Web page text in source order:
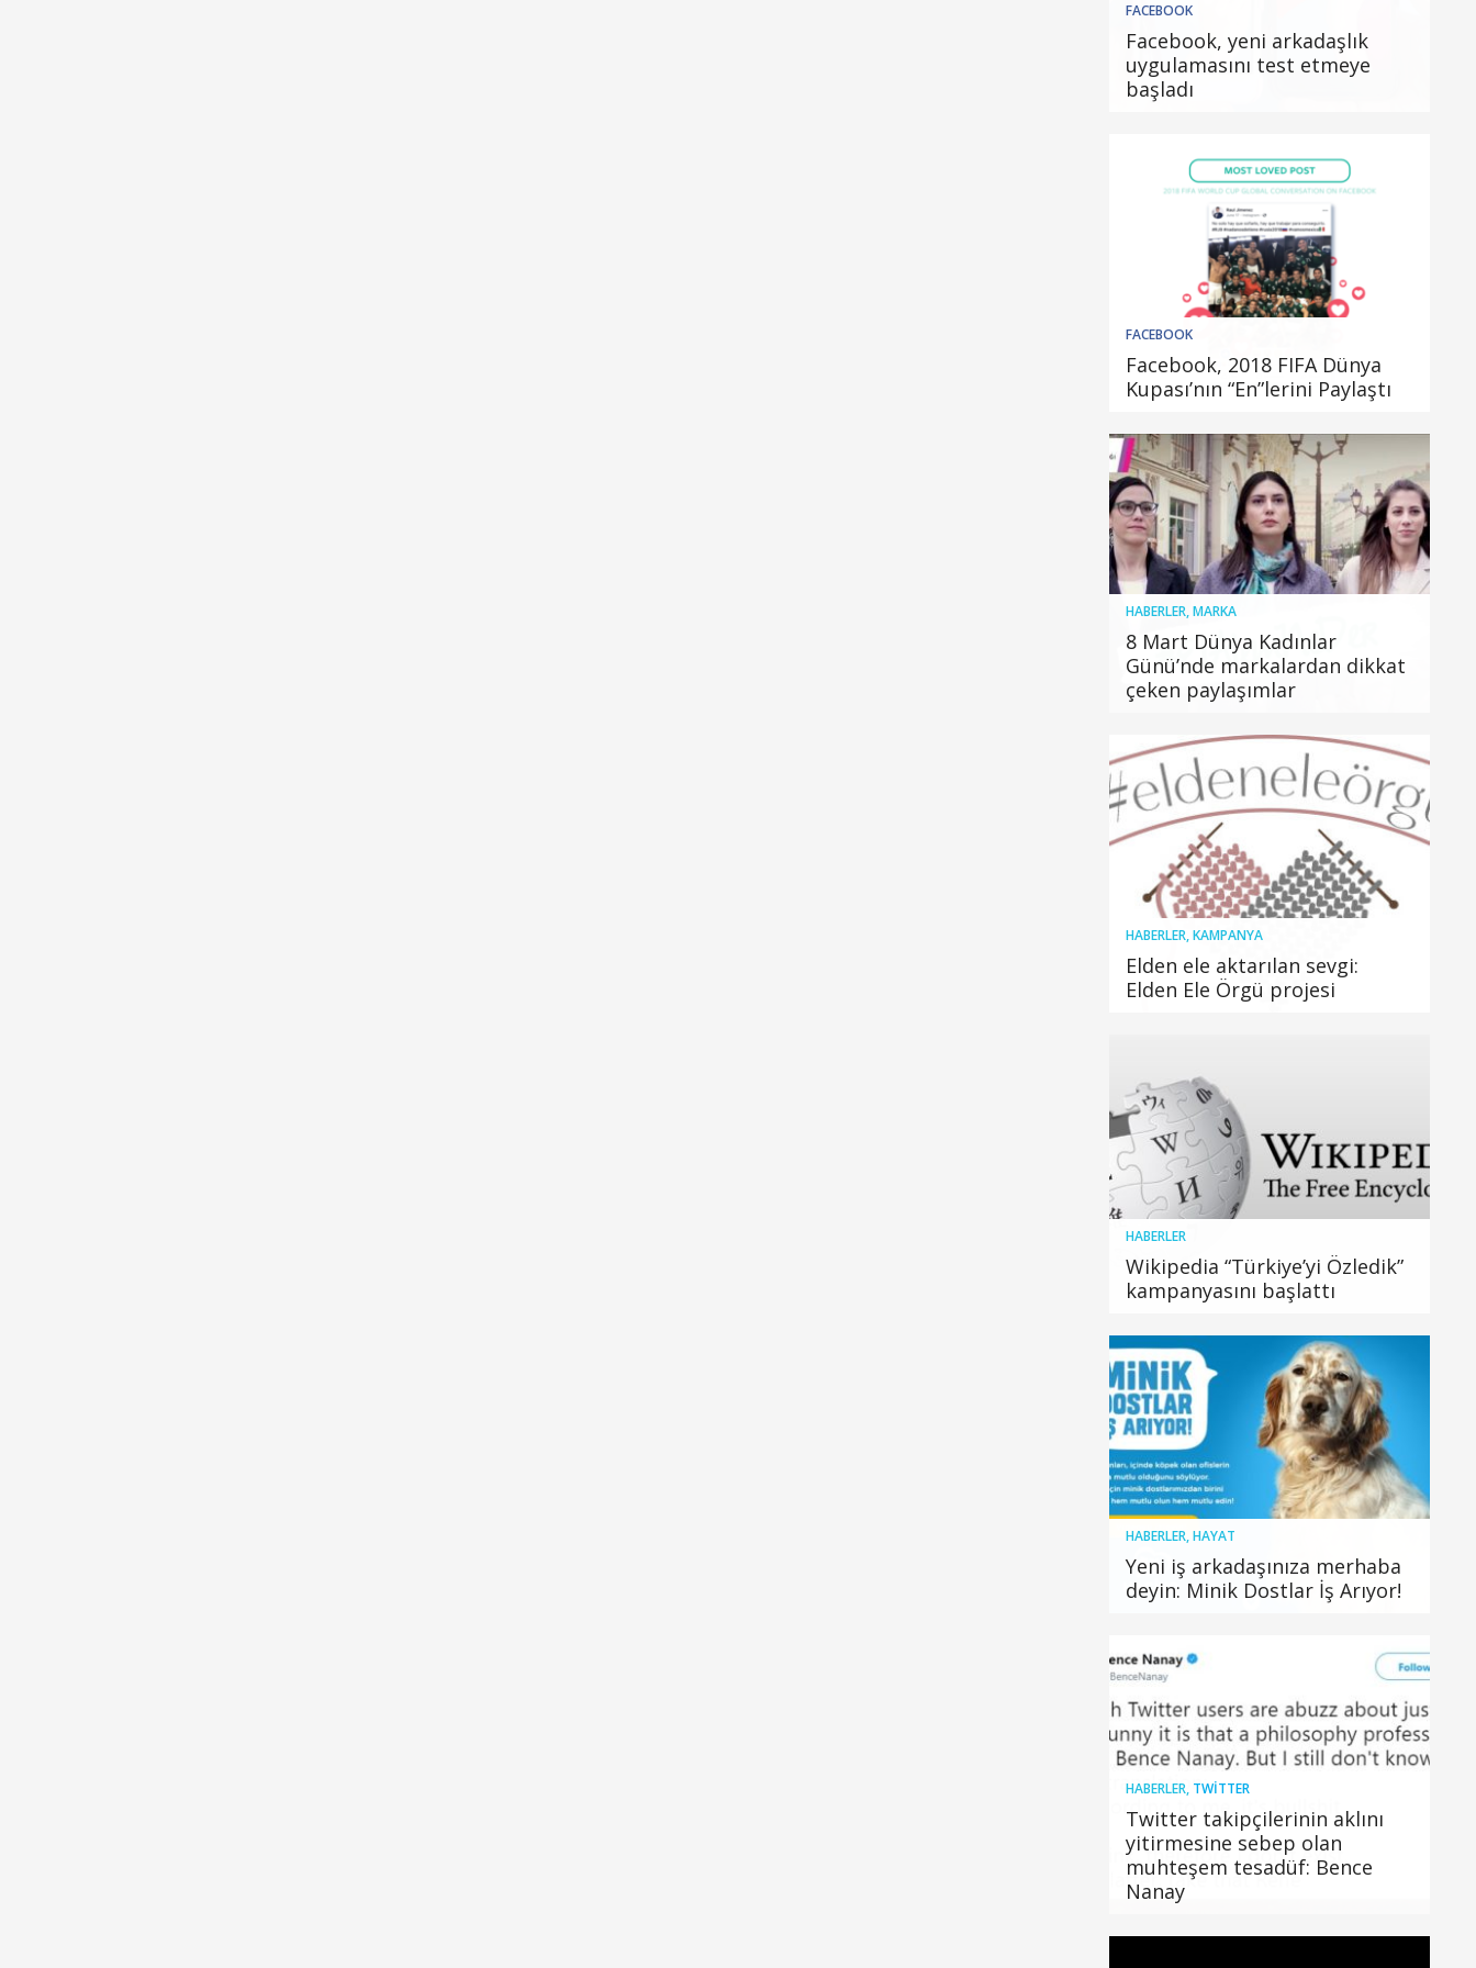
FACEBOOK
Facebook, yeni arkadaşlık
uygulamasını test etmeye
başladı
FACEBOOK
Facebook, 2018 FIFA Dünya
Kupası’nın “En”lerini Paylaştı
HABERLER,MARKA
8 Mart Dünya Kadınlar
Günü’nde markalardan dikkat
çeken paylaşımlar
HABERLER,KAMPANYA
Elden ele aktarılan sevgi:
Elden Ele Örgü projesi
HABERLER
Wikipedia “Türkiye’yi Özledik”
kampanyasını başlattı
HABERLER,HAYAT
Yeni iş arkadaşınıza merhaba
deyin: Minik Dostlar İş Arıyor!
HABERLER, TWITTER
Twitter takipçilerinin aklını
yitirmesine sebep olan
muhteşem tesadüf: Bence
Nanay